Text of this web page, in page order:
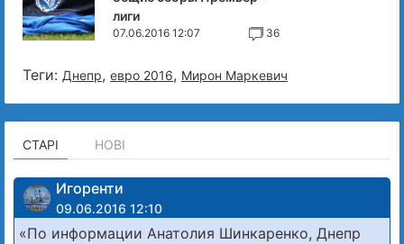
лиги
07.06.2016 12:07 36
Теги: Днепр, евро 2016, Мирон Маркевич
СТАРІ НОВІ
Игоренти
09.06.2016 12:10
«По информации Анатолия Шинкаренко, Днепр